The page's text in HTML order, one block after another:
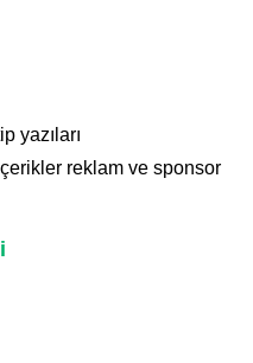
yazıları
reklam ve sponsor